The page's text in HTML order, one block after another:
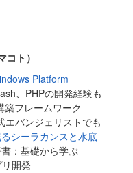
ト）
Platform
、PHPの開発経験も
築フレームワーク
エバンジェリストでも
シーラカンスと水底
：基礎から学ぶ
開発